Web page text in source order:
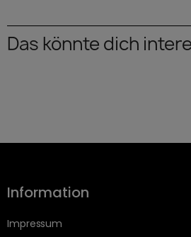
Das könnte dich
Information
Impressum